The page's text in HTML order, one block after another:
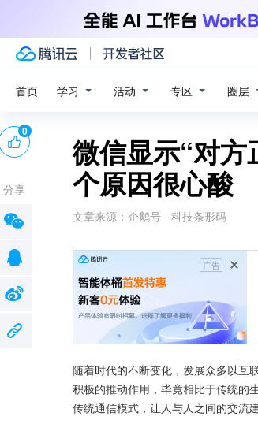
首页 学习 活动 专区 圈层
微信显示“对
个原因很心酸
文章来源： 企鹅号 - 科技条形码
广告
随着时代的不断变化，发展众多以互
积极的推动作用，毕竟相比于传统的
传统通信模式，让人与人之间的交流
0
分享